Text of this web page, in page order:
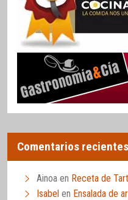
Comentarios recientes
Ainoa en Receta de
Isabel en Ensalada de